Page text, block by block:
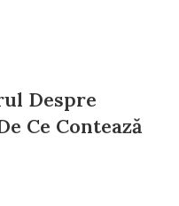
Despre
Ce Contează